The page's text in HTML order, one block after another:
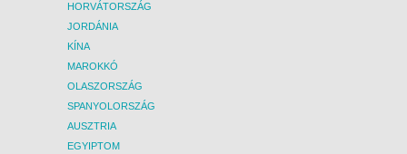
HORVÁTORSZÁG
JORDÁNIA
KÍNA
MAROKKÓ
OLASZORSZÁG
SPANYOLORSZÁG
AUSZTRIA
EGYIPTOM